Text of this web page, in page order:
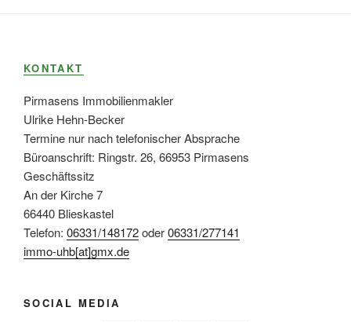
KONTAKT
Pirmasens Immobilienmakler
Ulrike Hehn-Becker
Termine nur nach telefonischer Absprache
Büroanschrift: Ringstr. 26, 66953 Pirmasens
Geschäftssitz
An der Kirche 7
66440 Blieskastel
Telefon: 06331/148172oder06331/277141
immo-uhb[at]gmx.de
SOCIAL MEDIA